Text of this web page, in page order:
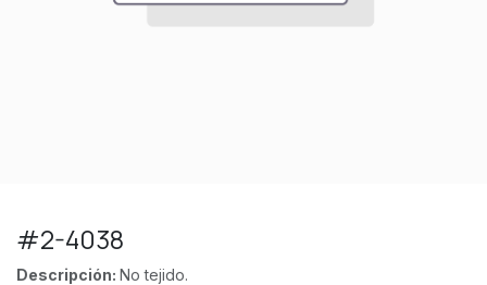
#2-4038
Descripción: No tejido.